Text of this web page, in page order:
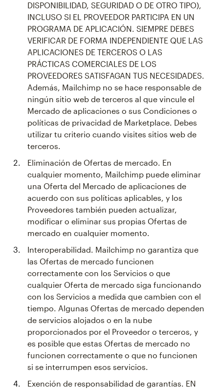
DISPONIBILIDAD, SEGURIDAD O DE OTRO TIPO),
INCLUSO SI EL PROVEEDOR PARTICIPA EN UN
PROGRAMA DE APLICACIÓN. SIEMPRE DEBES
VERIFICAR DE FORMA INDEPENDIENTE QUE LAS
APLICACIONES DE TERCEROS O LAS
PRÁCTICAS COMERCIALES DE LOS
PROVEEDORES SATISFAGAN TUS NECESIDADES.
Además, Mailchimp no se hace responsable de
ningún sitio web de terceros al que vincule el
Mercado de aplicaciones o sus Condiciones o
políticas de privacidad de Marketplace. Debes
utilizar tu criterio cuando visites sitios web de
terceros.
Eliminación de Ofertas de mercado. En
cualquier momento, Mailchimp puede eliminar
una Oferta del Mercado de aplicaciones de
acuerdo con sus políticas aplicables, y los
Proveedores también pueden actualizar,
modificar o eliminar sus propias Ofertas de
mercado en cualquier momento.
Interoperabilidad. Mailchimp no garantiza que
las Ofertas de mercado funcionen
correctamente con los Servicios o que
cualquier Oferta de mercado siga funcionando
con los Servicios a medida que cambien con el
tiempo. Algunas Ofertas de mercado dependen
de servicios alojados o en la nube
proporcionados por el Proveedor o terceros, y
es posible que estas Ofertas de mercado no
funcionen correctamente o que no funcionen
si se interrumpen esos servicios.
Exención de responsabilidad de garantías. EN